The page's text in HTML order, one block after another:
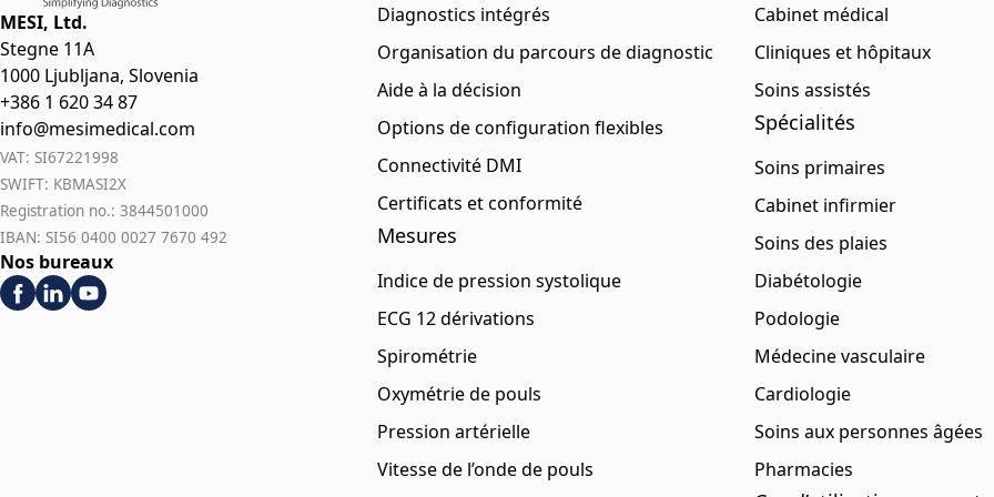
MESI, Ltd.
Stegne 11A
1000 Ljubljana, Slovenia
+386 1 620 34 87
info@mesimedical.com
VAT: SI67221998
SWIFT: KBMASI2X
Registration no.: 3844501000
IBAN: SI56 0400 0027 7670 492
Nos bureaux
Diagnostics intégrés
Organisation du parcours de diagnostic
Aide à la décision
Options de configuration flexibles
Connectivité DMI
Certificats et conformité
Mesures
Indice de pression systolique
ECG 12 dérivations
Spirométrie
Oxymétrie de pouls
Pression artérielle
Vitesse de l’onde de pouls
Cabinet médical
Cliniques et hôpitaux
Soins assistés
Spécialités
Soins primaires
Cabinet infirmier
Soins des plaies
Diabétologie
Podologie
Médecine vasculaire
Cardiologie
Soins aux personnes âgées
Pharmacies